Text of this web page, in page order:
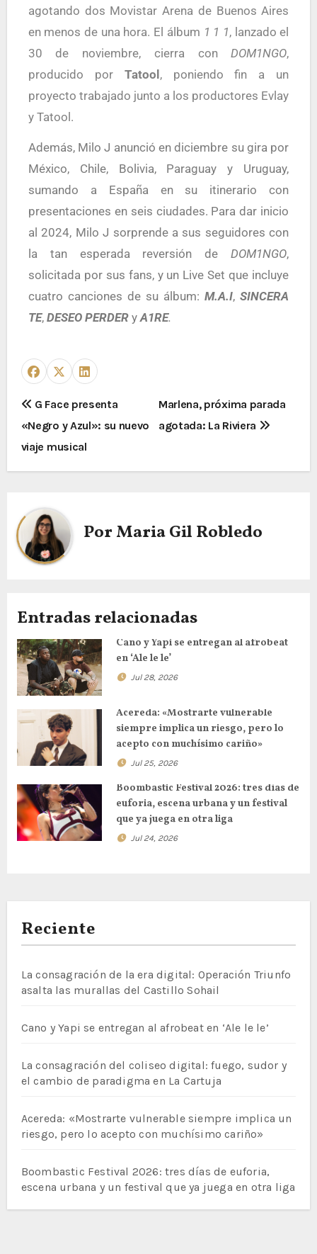
agotando dos Movistar Arena de Buenos Aires
en menos de una hora. El álbum 1 1 1, lanzado el
30 de noviembre, cierra conDOM1NGO,
producido por Tatool , poniendo fin a un
proyecto trabajado junto a los productores Evlay
y Tatool.
Además, Milo J anunció en diciembre su gira por
México, Chile, Bolivia, Paraguay y Uruguay,
sumando a España en su itinerario con
presentaciones en seis ciudades. Para dar inicio
al 2024, Milo J sorprende a sus seguidores con
la tan esperada reversión deDOM1NGO,
solicitada por sus fans, y un Live Set que incluye
cuatro canciones de su álbum:M.A.I,SINCERA
TE, DESEO PERDER yA1RE.
G Face presenta
«Negro y Azul»: su nuevo
viaje musical
Marlena, próxima parada
agotada: La Riviera
PorMaria Gil Robledo
Entradas relacionadas
Cano y Yapi se entregan al afrobeat
en ‘Ale le le’
Jul 28, 2026
Acereda: «Mostrarte vulnerable
siempre implica un riesgo, pero lo
acepto con muchísimo cariño»
Jul 25, 2026
Boombastic Festival 2026: tres días de
euforia, escena urbana y un festival
que ya juega en otra liga
Jul 24, 2026
Reciente
La consagración de la era digital: Operación Triunfo
asalta las murallas del Castillo Sohail
Cano y Yapi se entregan al afrobeat en ‘Ale le le’
La consagración del coliseo digital: fuego, sudor y
el cambio de paradigma en La Cartuja
Acereda: «Mostrarte vulnerable siempre implica un
riesgo, pero lo acepto con muchísimo cariño»
Boombastic Festival 2026: tres días de euforia,
escena urbana y un festival que ya juega en otra liga